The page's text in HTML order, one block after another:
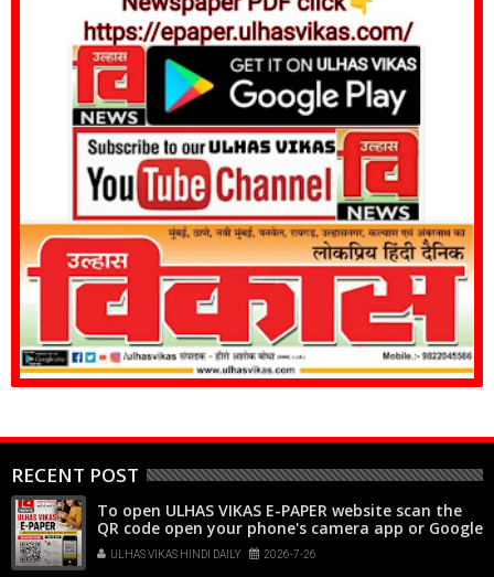
RECENT POST
To open ULHAS VIKAS E-PAPER website scan the
QR code open your phone's camera app or Google
Lens, point it at the code, and tap the web link
popup that appears on your screen
ULHAS VIKAS HINDI DAILY 2026-7-26